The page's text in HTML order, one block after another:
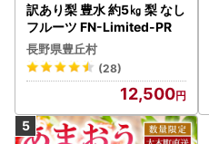
訳あり梨 豊水 約5㎏ 梨 なし
フルーツ FN-Limited-PR
長野県豊丘村
(28)
12,500